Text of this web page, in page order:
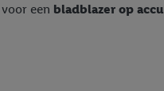
een bladblazer op accu